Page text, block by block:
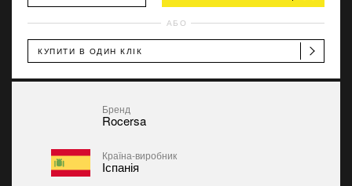
АБО
КУПИТИ В ОДИН КЛІК
Бренд
Rocersa
Країна-виробник
Іспанія